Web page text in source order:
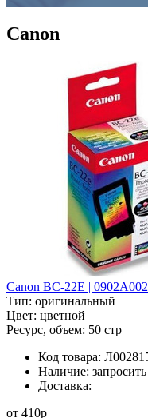
Canon
Canon BC-22E |
Тип: оригинальный
Цвет: цветной
Ресурс, объем: 50 стр
Код товара:
Наличие: запросить
Доставка:
от 410p